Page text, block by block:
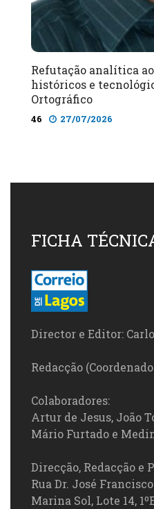
Refutação analítica
históricos e
Ortográfico
46 27/07/2026
FICHA
Director e Editor:
Redacção
Colaboradores:
Artur de Jesus, João
Mário Furtado e
Direcção, Redacção e
Rua Dr. José
Marina Sol, Lote 14,